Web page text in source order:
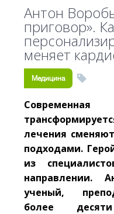
Антон
приговор».
меняет
Медицина
лечения
подходами.
из
направлении.
ученый,
более